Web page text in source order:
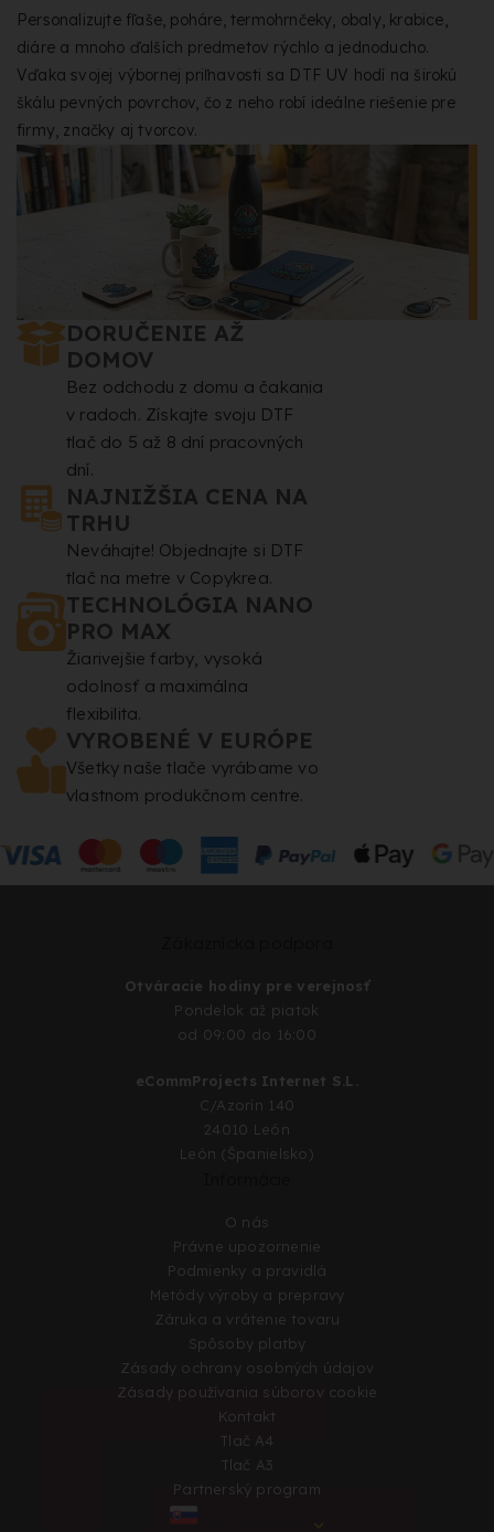
Personalizujte fľaše, poháre, termohrnčeky, obaly, krabice,
diáre a mnoho ďalších predmetov rýchlo a jednoducho.
Vďaka svojej výbornej priľnavosti sa DTF UV hodí na širokú
škálu pevných povrchov, čo z neho robí ideálne riešenie pre
firmy, značky aj tvorcov.
DORUČENIE AŽ
DOMOV
Bez odchodu z domu a čakania
v radoch. Získajte svoju DTF
tlač do 5 až 8 dní pracovných
dní.
NAJNIŽŠIA CENA NA
TRHU
Neváhajte! Objednajte si DTF
tlač na metre v Copykrea.
TECHNOLÓGIA NANO
PRO MAX
Žiarivejšie farby, vysoká
odolnosť a maximálna
flexibilita.
VYROBENÉ V EURÓPE
Všetky naše tlače vyrábame vo
vlastnom produkčnom centre.
Otváracie hodiny pre verejnosť
Pondelok až piatok
od 09:00 do 16:00
eCommProjects Internet S.L.
C/Azorín 140
24010 León
León (Španielsko)
O nás
Právne upozornenie
Podmienky a pravidlá
Metódy výroby a prepravy
Záruka a vrátenie tovaru
Spôsoby platby
Zásady ochrany osobných údajov
Zásady používania súborov cookie
Kontakt
Tlač A4
Tlač A3
Partnerský program